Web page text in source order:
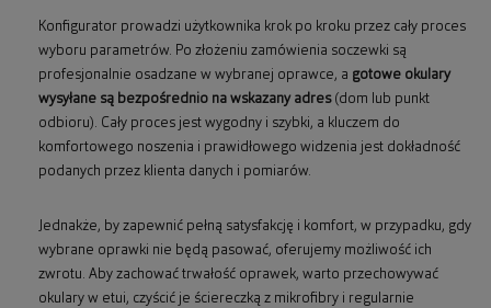
Konfigurator prowadzi użytkownika krok po kroku przez cały proces
wyboru parametrów. Po złożeniu zamówienia soczewki są
profesjonalnie osadzane w wybranej oprawce, a gotowe okulary
wysyłane są bezpośrednio na wskazany adres(dom lub punkt
odbioru). Cały proces jest wygodny i szybki, a kluczem do
komfortowego noszenia i prawidłowego widzenia jest dokładność
podanych przez klienta danych i pomiarów.
Jednakże, by zapewnić pełną satysfakcję i komfort, w przypadku, gdy
wybrane oprawki nie będą pasować, oferujemy możliwość ich
zwrotu. Aby zachować trwałość oprawek, warto przechowywać
okulary w etui, czyścić je ściereczką z mikrofibry i regularnie